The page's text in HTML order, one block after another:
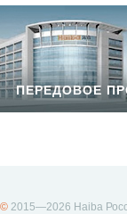
ПЕРЕДОВОЕ
© 2015—2026 Haiba